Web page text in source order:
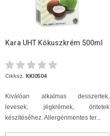
Kara UHT Kókuszkrém 500ml
Cikksz. KKI0504
Kiválóan alkalmas desszertek,
levesek, jégkrémek, öntetek
készítéséhez. Allergénmentes ter...